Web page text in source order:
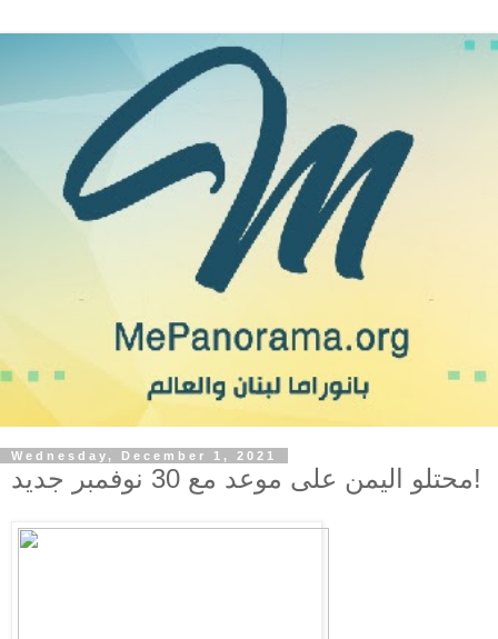
Wednesday, December 1, 2021
محتلو اليمن على موعد مع 30 نوفمبر جديد!